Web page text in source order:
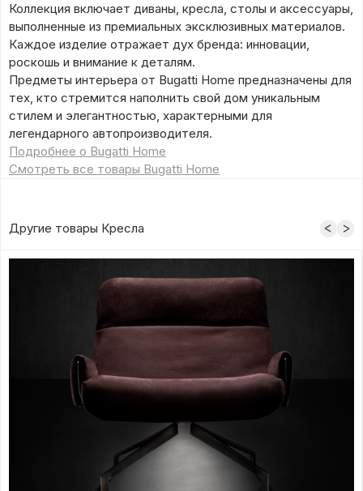
Коллекция включает диваны, кресла, столы и аксессуары,
выполненные из премиальных эксклюзивных материалов.
Каждое изделие отражает дух бренда: инновации,
роскошь и внимание к деталям.
Предметы интерьера от Bugatti Home предназначены для
тех, кто стремится наполнить свой дом уникальным
стилем и элегантностью, характерными для
легендарного автопроизводителя.
Подробнее о Bugatti Home
Смотреть все товары Bugatti Home
Другие товары Кресла